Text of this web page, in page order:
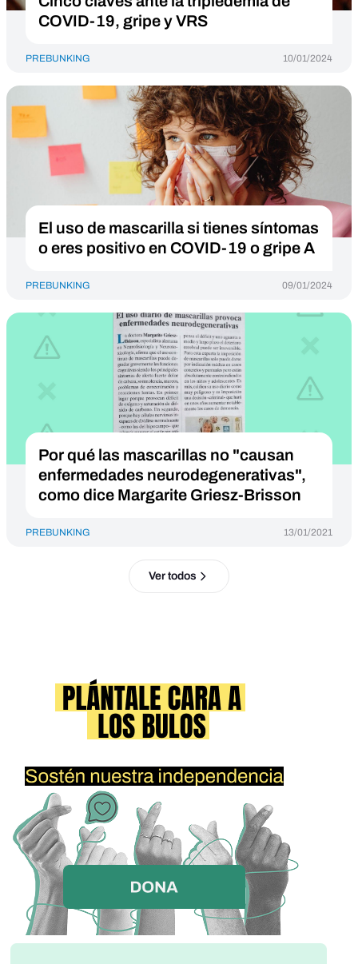
COVID-19, gripe y VRS
PREBUNKING 10/01/2024
El uso de mascarilla si tienes síntomas
o eres positivo en COVID-19 o gripe A
PREBUNKING 09/01/2024
Por qué las mascarillas no "causan
enfermedades neurodegenerativas",
como dice Margarite Griesz-Brisson
PREBUNKING 13/01/2021
Ver todos